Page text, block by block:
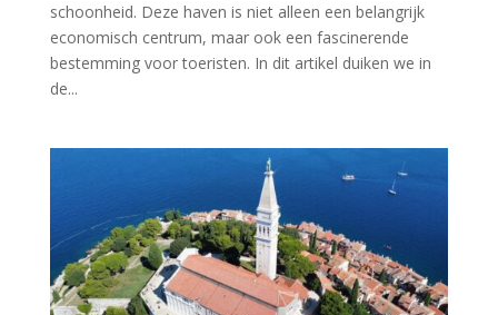
schoonheid. Deze haven is niet alleen een belangrijk
economisch centrum, maar ook een fascinerende
bestemming voor toeristen. In dit artikel duiken we in
de...